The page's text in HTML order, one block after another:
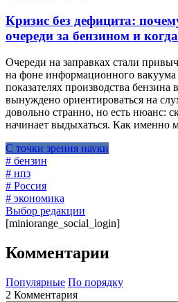
Кризис без дефицита:
очереди за бензином и
Очереди на заправках стали
на фоне информационного вакуума
показателях производства бензина
вынуждено ориентироваться на
довольно странно, но есть нюанс:
начинает выдыхаться. Как именно
С точки зрения науки
# бензин
# нпз
# Россия
# экономика
Выбор редакции
[miniorange_social_login]
Комментарии
Популярные По порядку
2 Комментария